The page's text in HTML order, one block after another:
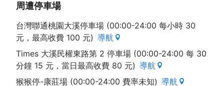
周遭停車場
台灣聯通桃園大溪停車場 (00:00-24:00 每小時 30
元，最高收費 100 元) 導航
Times 大溪民權東路第 2 停車場 (00:00-24:00 每 30
分鐘 15 元，當日最高收費 80 元) 導航
猴猴停-康莊場 (00:00-24:00 費率未知) 導航